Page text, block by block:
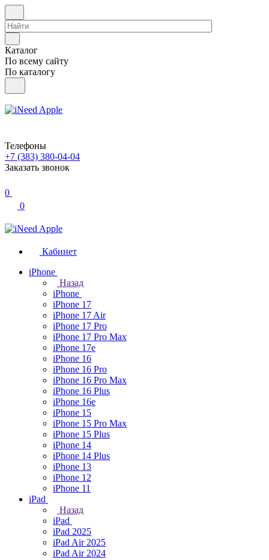
Каталог
По всему сайту
По каталогу
Телефоны
+7 (383) 380-04-04
Заказать звонок
0
0
Кабинет
iPhone
Назад
iPhone
iPhone 17
iPhone 17 Air
iPhone 17 Pro
iPhone 17 Pro Max
iPhone 17e
iPhone 16
iPhone 16 Pro
iPhone 16 Pro Max
iPhone 16 Plus
iPhone 16e
iPhone 15
iPhone 15 Pro Max
iPhone 15 Plus
iPhone 14
iPhone 14 Plus
iPhone 13
iPhone 12
iPhone 11
iPad
Назад
iPad
iPad 2025
iPad Air 2025
iPad Air 2024